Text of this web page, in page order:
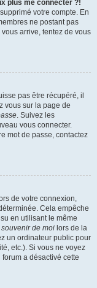
plus me connecter ?!
votre compte. En
ne postant pas
arrive, tentez de vous
pas être récupéré, il
vous sur la page de
. Suivez les
vous connecter.
mot de passe, contactez
de votre connexion,
Cela empêche
en utilisant le même
souvenir de moi lors de la
un ordinateur public pour
etc.). Si vous ne voyez
a désactivé cette